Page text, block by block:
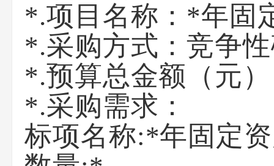
*.项目名称： *年固
*.采购方式：竞争
*.预算总金额 （ 元 ）
*.采购需求：
标项名称:*年固定